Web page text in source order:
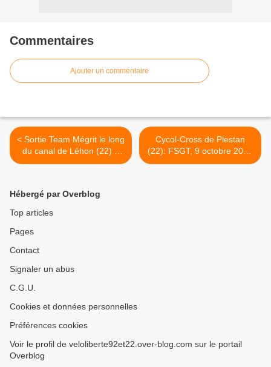
Commentaires
Ajouter un commentaire
< Sortie Team Mégrit le long
du canal de Léhon (22) à
Hédé (35): 24 sept 2022
Cycol-Cross de Plestan
(22): FSGT, 9 octobre 2022
>
Hébergé par Overblog
Top articles
Pages
Contact
Signaler un abus
C.G.U.
Cookies et données personnelles
Préférences cookies
Voir le profil de veloliberte92et22.over-blog.com sur le portail
Overblog